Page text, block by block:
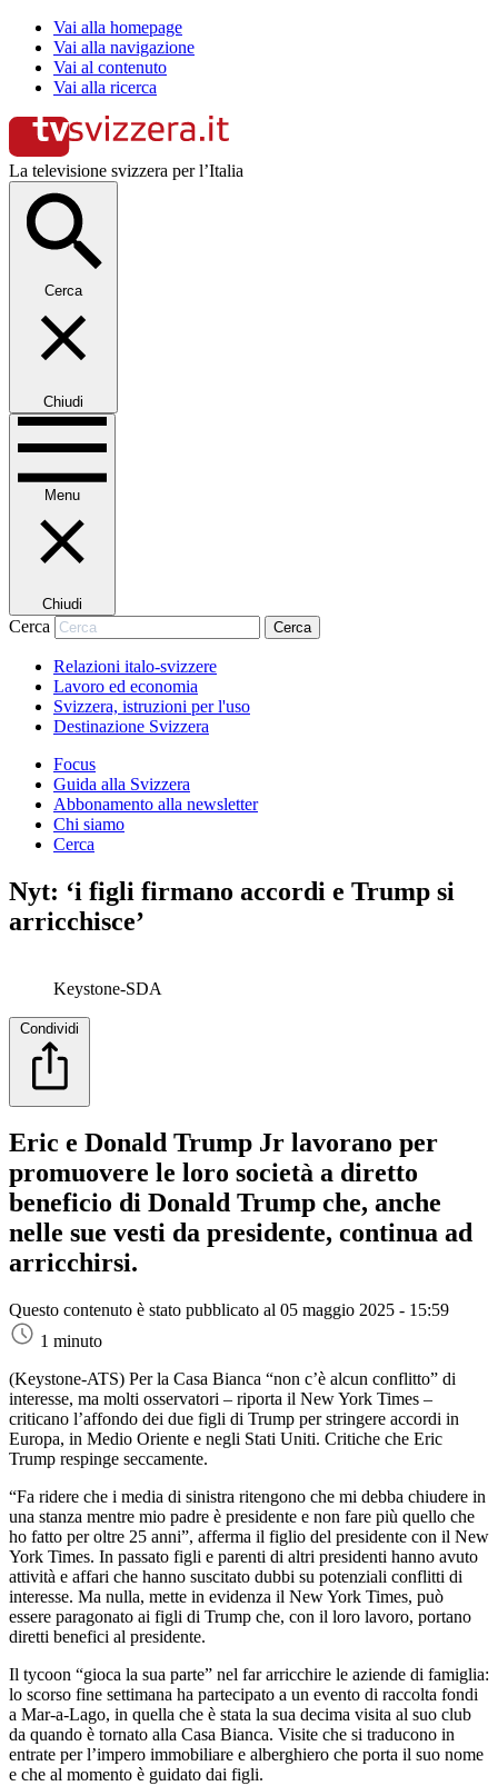
Vai alla homepage
Vai alla navigazione
Vai al contenuto
Vai alla ricerca
La televisione svizzera per l’Italia
Cerca
Chiudi
Menu
Chiudi
Cerca Cerca
Relazioni italo-svizzere
Lavoro ed economia
Svizzera, istruzioni per l'uso
Destinazione Svizzera
Focus
Guida alla Svizzera
Abbonamento alla newsletter
Chi siamo
Cerca
Nyt: ‘i figli firmano accordi e Trump si
arricchisce’
Keystone-SDA
Condividi
Eric e Donald Trump Jr lavorano per
promuovere le loro società a diretto
beneficio di Donald Trump che, anche
nelle sue vesti da presidente, continua ad
arricchirsi.
Questo contenuto è stato pubblicato al 05 maggio 2025 - 15:59
1 minuto
(Keystone-ATS) Per la Casa Bianca “non c’è alcun conflitto” di
interesse, ma molti osservatori – riporta il New York Times –
criticano l’affondo dei due figli di Trump per stringere accordi in
Europa, in Medio Oriente e negli Stati Uniti. Critiche che Eric
Trump respinge seccamente.
“Fa ridere che i media di sinistra ritengono che mi debba chiudere in
una stanza mentre mio padre è presidente e non fare più quello che
ho fatto per oltre 25 anni”, afferma il figlio del presidente con il New
York Times. In passato figli e parenti di altri presidenti hanno avuto
attività e affari che hanno suscitato dubbi su potenziali conflitti di
interesse. Ma nulla, mette in evidenza il New York Times, può
essere paragonato ai figli di Trump che, con il loro lavoro, portano
diretti benefici al presidente.
Il tycoon “gioca la sua parte” nel far arricchire le aziende di famiglia:
lo scorso fine settimana ha partecipato a un evento di raccolta fondi
a Mar-a-Lago, in quella che è stata la sua decima visita al suo club
da quando è tornato alla Casa Bianca. Visite che si traducono in
entrate per l’impero immobiliare e alberghiero che porta il suo nome
e che al momento è guidato dai figli.